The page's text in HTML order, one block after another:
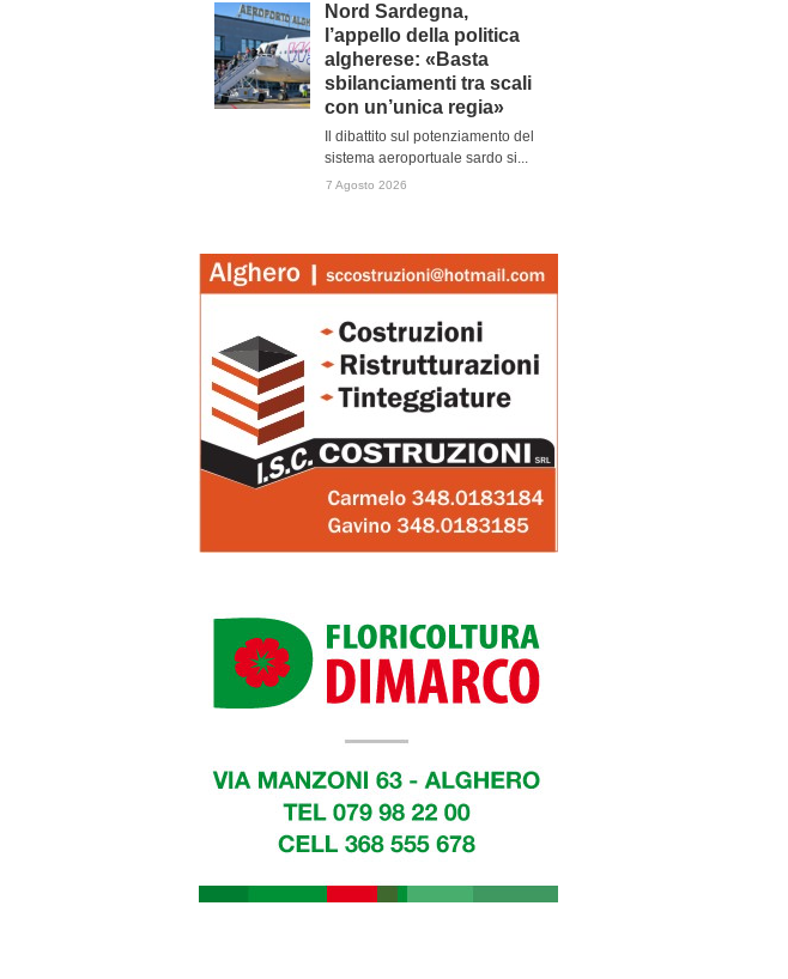
Nord Sardegna,
l’appello della politica
algherese: «Basta
sbilanciamenti tra scali
con un’unica regia»
Il dibattito sul potenziamento del
sistema aeroportuale sardo si...
7 Agosto 2026